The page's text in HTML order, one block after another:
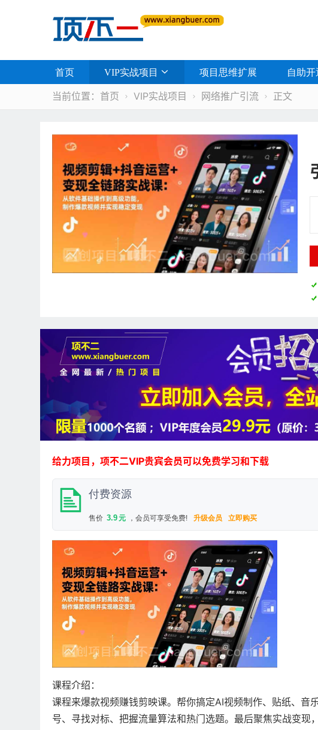
首页 VIP实战项目 项目思维扩展 自助
当前位置： 首页  VIP实战项目  网络推广引流  正文


给力项目，项不二VIP贵宾会员可以免费学习和下载
付费资源
售价 3.9元 ，会员可享受免费! 升级会员 立即购买
课程介绍：
课程来爆款视频赚钱剪映课。帮你搞定AI视频制作、贴纸、音
号、寻找对标、把握流量算法和热门选题。最后聚焦实战变现